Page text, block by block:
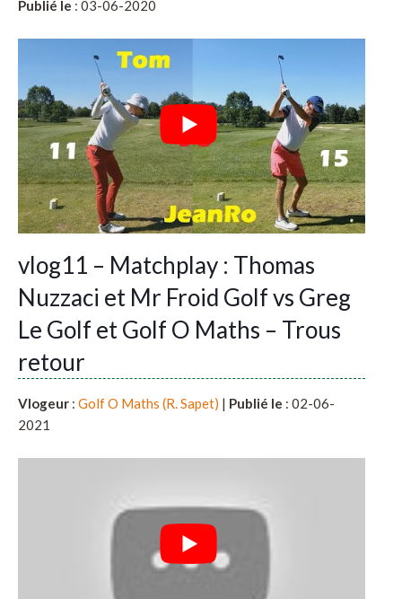
Publié le : 03-06-2020
vlog11 – Matchplay : Thomas
Nuzzaci et Mr Froid Golf vs Greg
Le Golf et Golf O Maths – Trous
retour
Vlogeur : Golf O Maths (R. Sapet) | Publié le : 02-06-
2021